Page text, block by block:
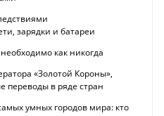
зарядки и батареи
как никогда
«Золотой Короны»,
переводы в ряде стран
умных городов мира: кто